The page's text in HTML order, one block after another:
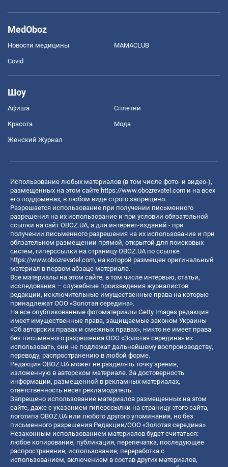
MedOboz
Новости медицины MAMACLUB
Covid
Шоу
Афиша Сплетни
Красота Мода
Женский Журнал
Использование любых материалов (в том числе фото- и видео-),
размещенных на этом сайте https://www.obozrevatel.com и на всех
его поддоменах, в любом виде строго запрещено.
Разрешается использование при получении письменного
разрешения на их использование и при условии обязательной
ссылки на сайт OBOZ.UA, а для интернет-изданий - при
получении письменного разрешения на их использование и при
обязательном размещении прямой, открытой для поисковых
систем, гиперссылки на страницу OBOZ.UA по ссылке
https://www.obozrevatel.com, на которой размещен оригинальный
материал в первом абзаце материала.
Все материалы на этом сайте, в том числе интервью, статьи,
исследования – служебные произведения журналистов
редакции, исключительные имущественные права на которые
принадлежат ООО «Золотая середина».
На все опубликованные фотоматериалы Getty Images редакция
имеет имущественные права, защищаемые законом Украины
«Об авторских правах и смежных правах», никто не имеет права
без письменного разрешения ООО «Золотая середина» их
использовать, они не подлежат дальнейшему воспроизводству,
переводу, распространению в любой форме.
Редакция OBOZ.UA может не разделять точку зрения,
изложенную в авторском материале. За достоверность
информации, размещенной в рекламных материалах,
ответственность несет рекламодатель.
Запрещено использование материалов размещенных на этом
сайте, даже с указанием гиперссылки на страницу этого сайта,
логотипа OBOZ.UA или любого другого упоминания, но без
письменного разрешения Редакции/ООО «Золотая середина»
Незаконным использованием материалов будет считаться:
любое копирование, публикация, перепечатка, последующее
распространение, использование, переработка с
использованием, включением в состав других материалов,